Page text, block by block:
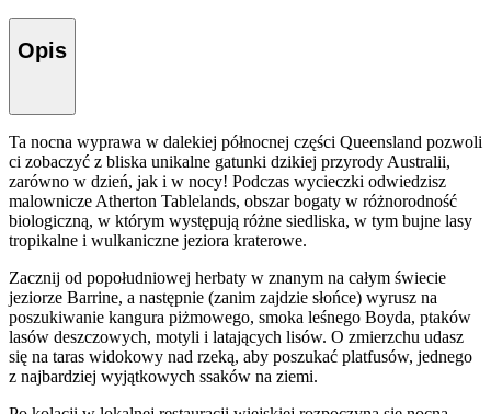
Opis
Ta nocna wyprawa w dalekiej północnej części Queensland pozwoli
ci zobaczyć z bliska unikalne gatunki dzikiej przyrody Australii,
zarówno w dzień, jak i w nocy! Podczas wycieczki odwiedzisz
malownicze Atherton Tablelands, obszar bogaty w różnorodność
biologiczną, w którym występują różne siedliska, w tym bujne lasy
tropikalne i wulkaniczne jeziora kraterowe.
Zacznij od popołudniowej herbaty w znanym na całym świecie
jeziorze Barrine, a następnie (zanim zajdzie słońce) wyrusz na
poszukiwanie kangura piżmowego, smoka leśnego Boyda, ptaków
lasów deszczowych, motyli i latających lisów. O zmierzchu udasz
się na taras widokowy nad rzeką, aby poszukać platfusów, jednego
z najbardziej wyjątkowych ssaków na ziemi.